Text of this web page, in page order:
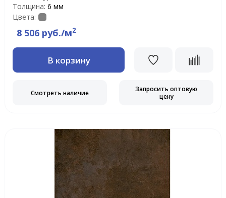
Толщина: 6 мм
Цвета:
8 506 руб./м2
В корзину
Смотреть наличие
Запросить оптовую
цену